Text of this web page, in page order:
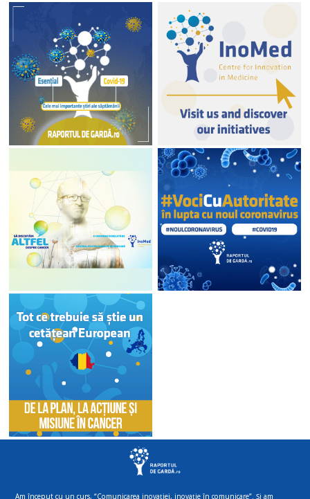
Am început cu un curs, “Comunicarea inovației, inovație în comunicare”. Și am